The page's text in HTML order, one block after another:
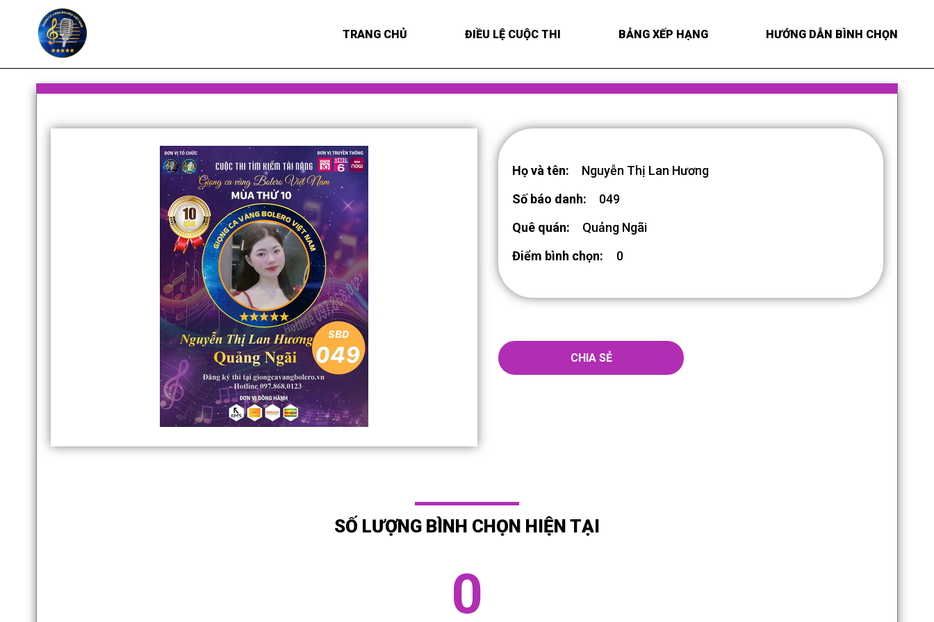
TRANG CHỦ ĐIỀU LỆ CUỘC THI BẢNG XẾP HẠNG HƯỚNG DẪN BÌNH CHỌN
Họ và tên:
Nguyễn Thị Lan Hương
Số báo danh:
049
Quê quán:
Quảng Ngãi
Điểm bình chọn:
0
CHIA SẺ
SỐ LƯỢNG BÌNH CHỌN HIỆN TẠI
0